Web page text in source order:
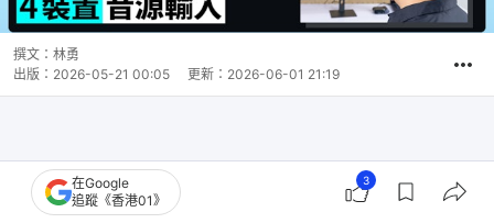
撰文： 林勇
出版： 2026-05-21 00:05 更新： 2026-06-01 21:19
在Google
追蹤《香港01》
3